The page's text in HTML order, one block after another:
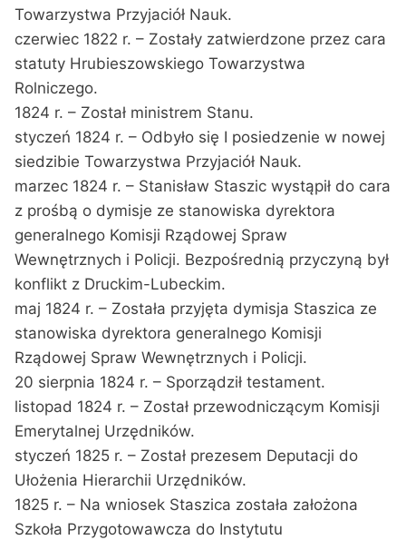
Towarzystwa Przyjaciół Nauk.
czerwiec 1822 r. – Zostały zatwierdzone przez cara
statuty Hrubieszowskiego Towarzystwa
Rolniczego.
1824 r. – Został ministrem Stanu.
styczeń 1824 r. – Odbyło się I posiedzenie w nowej
siedzibie Towarzystwa Przyjaciół Nauk.
marzec 1824 r. – Stanisław Staszic wystąpił do cara
z prośbą o dymisje ze stanowiska dyrektora
generalnego Komisji Rządowej Spraw
Wewnętrznych i Policji. Bezpośrednią przyczyną był
konflikt z Druckim-Lubeckim.
maj 1824 r. – Została przyjęta dymisja Staszica ze
stanowiska dyrektora generalnego Komisji
Rządowej Spraw Wewnętrznych i Policji.
20 sierpnia 1824 r. – Sporządził testament.
listopad 1824 r. – Został przewodniczącym Komisji
Emerytalnej Urzędników.
styczeń 1825 r. – Został prezesem Deputacji do
Ułożenia Hierarchii Urzędników.
1825 r. – Na wniosek Staszica została założona
Szkoła Przygotowawcza do Instytutu